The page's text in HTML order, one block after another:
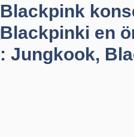
Blackpink
Blackpinki en
: Jungkook,